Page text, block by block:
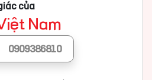
của
Nam
0909386810